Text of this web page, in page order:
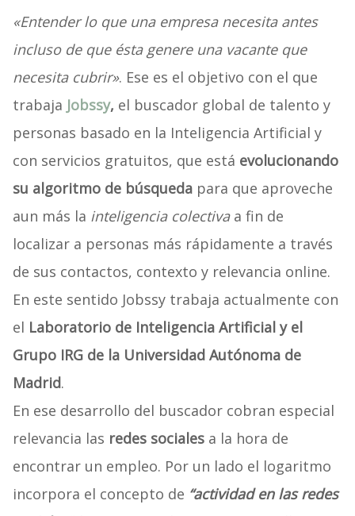
«Entender lo que una empresa necesita antes
incluso de que ésta genere una vacante que
necesita cubrir». Ese es el objetivo con el que
trabaja Jobssy, el buscador global de talento y
personas basado en la Inteligencia Artificial y
con servicios gratuitos, que está evolucionando
su algoritmo de búsquedapara que aproveche
aun más la inteligencia colectivaa fin de
localizar a personas más rápidamente a través
de sus contactos, contexto y relevancia online.
En este sentido Jobssy trabaja actualmente con
el Laboratorio de Inteligencia Artificial y el
Grupo IRG de la Universidad Autónoma de
Madrid.
En ese desarrollo del buscador cobran especial
relevancia las redes sociales a la hora de
encontrar un empleo. Por un lado el logaritmo
incorpora el concepto de “actividad en las redes